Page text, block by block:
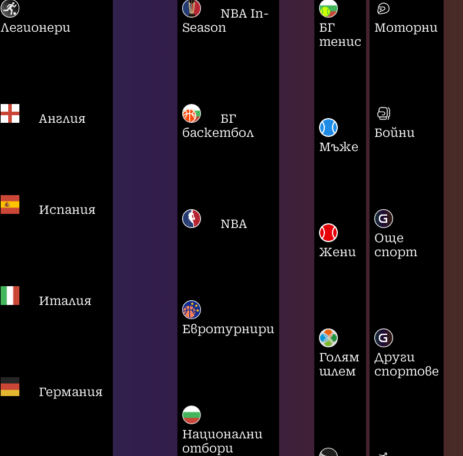
Легионери
Англия
Испания
Италия
Германия
NBA In-
Season
БГ
баскетбол
NBA
Евротурнири
Национални
отбори
БГ
тенис
Мъже
Жени
Голям
шлем
Моторни
Бойни
Още
спорт
Други
спортове